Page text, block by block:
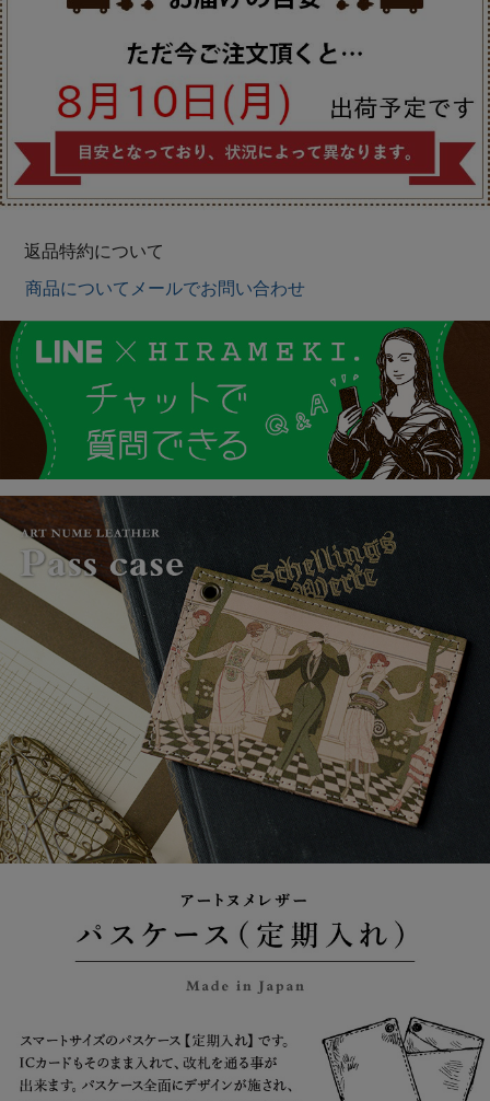
返品特約について
商品についてメールでお問い合わせ